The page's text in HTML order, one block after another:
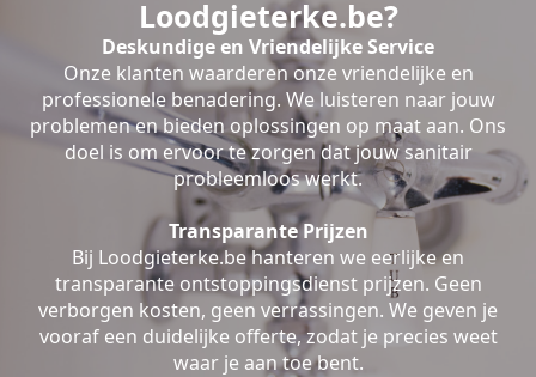
Loodgieterke.be?
Deskundige en Vriendelijke Service
Onze klanten waarderen onze vriendelijke en
professionele benadering. We luisteren naar jouw
problemen en bieden oplossingen op maat aan. Ons
doel is om ervoor te zorgen dat jouw sanitair
probleemloos werkt.
Transparante Prijzen
Bij Loodgieterke.be hanteren we eerlijke en
transparante ontstoppingsdienst prijzen. Geen
verborgen kosten, geen verrassingen. We geven je
vooraf een duidelijke offerte, zodat je precies weet
waar je aan toe bent.